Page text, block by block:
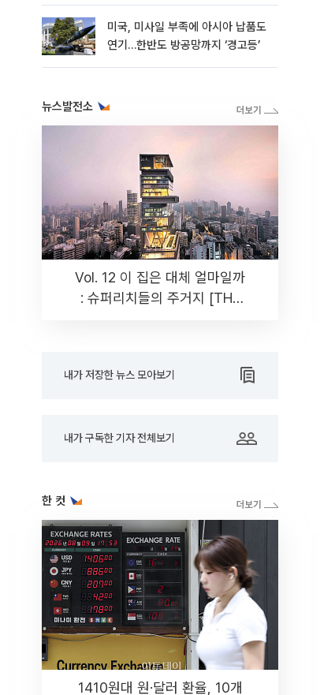
미국, 미사일 부족에 아시아 납품도
연기…한반도 방공망까지 ‘경고등’
뉴스발전소
Vol. 12 이 집은 대체 얼마일까
: 슈퍼리치들의 주거지 [THE
내가 저장한 뉴스 모아보기
내가 구독한 기자 전체보기
한 컷
1410원대 원·달러 환율, 10개